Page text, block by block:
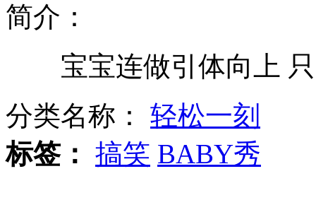
中方：形势难乐观 已做好对菲各种准备
梅德韦杰夫被正式任命为新总理
简介：
宝宝连做引体向上 只
分类名称： 轻松一刻
标签： 搞笑 BABY秀